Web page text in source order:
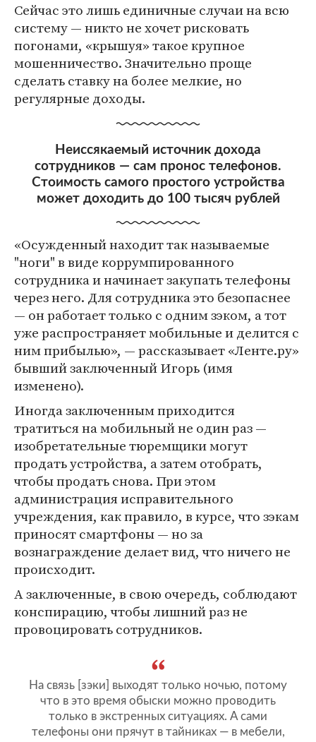
Сейчас это лишь единичные случаи на всю
систему — никто не хочет рисковать
погонами, «крышуя» такое крупное
мошенничество. Значительно проще
сделать ставку на более мелкие, но
регулярные доходы.
Неиссякаемый источник дохода
сотрудников — сам пронос телефонов.
Стоимость самого простого устройства
может доходить до 100 тысяч рублей
«Осужденный находит так называемые
"ноги" в виде коррумпированного
сотрудника и начинает закупать телефоны
через него. Для сотрудника это безопаснее
— он работает только с одним зэком, а тот
уже распространяет мобильные и делится с
ним прибылью», — рассказывает «Ленте.ру»
бывший заключенный Игорь (имя
изменено).
Иногда заключенным приходится
тратиться на мобильный не один раз —
изобретательные тюремщики могут
продать устройства, а затем отобрать,
чтобы продать снова. При этом
администрация исправительного
учреждения, как правило, в курсе, что зэкам
приносят смартфоны — но за
вознаграждение делает вид, что ничего не
происходит.
А заключенные, в свою очередь, соблюдают
конспирацию, чтобы лишний раз не
провоцировать сотрудников.
На связь [зэки] выходят только ночью, потому
что в это время обыски можно проводить
только в экстренных ситуациях. А сами
телефоны они прячут в тайниках — в мебели,